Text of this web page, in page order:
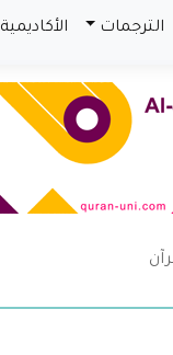
الترجمات الأكاديمية